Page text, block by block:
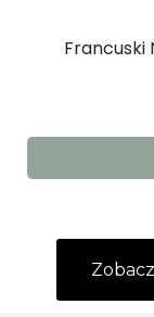
Francuski